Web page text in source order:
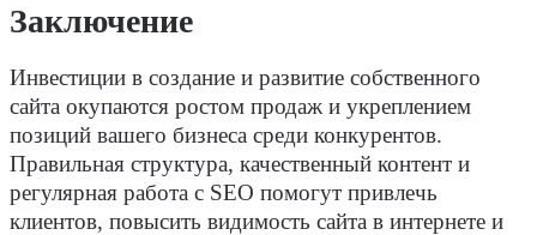
Заключение
Инвестиции в создание и развитие собственного
сайта окупаются ростом продаж и укреплением
позиций вашего бизнеса среди конкурентов.
Правильная структура, качественный контент и
регулярная работа с SEO помогут привлечь
клиентов, повысить видимость сайта в интернете и